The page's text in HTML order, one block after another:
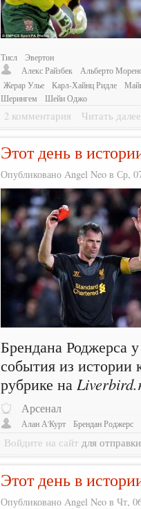
Тисл
Эвертон
Алекс Райзбек
Альберто
Жерар Улье
Карл-Хайнц Ридле
Шерингем
Шейи Оджо
2 комментария Читать далее
Этот день в
Опубликовано Angel Neo в Ср,
Брендана Роджерса
события из истории
рубрике на
Арсенал
Алан А'Курт Брендан Роджерс
Войдите на сайт для
Этот день в
Опубликовано Angel Neo в Чт,